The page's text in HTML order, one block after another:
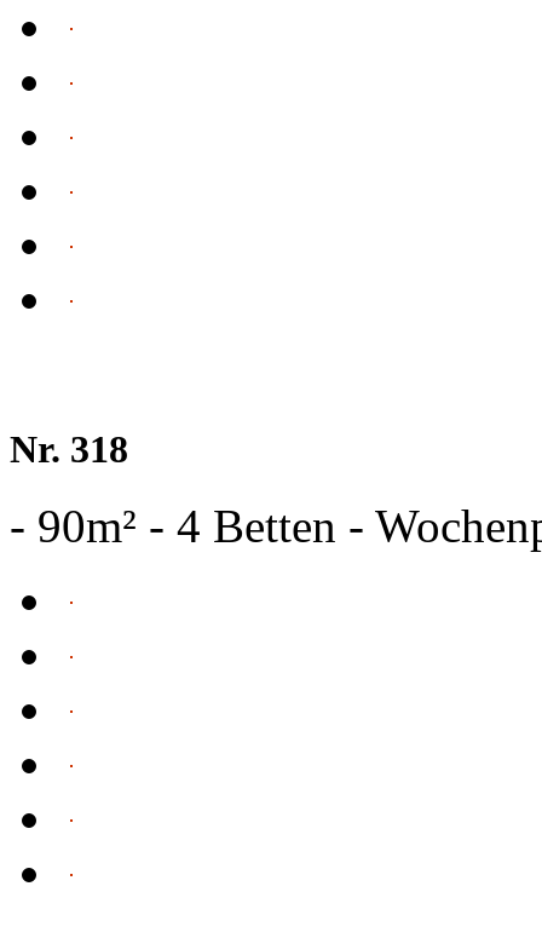
Nr. 318
- 90m² - 4 Betten -